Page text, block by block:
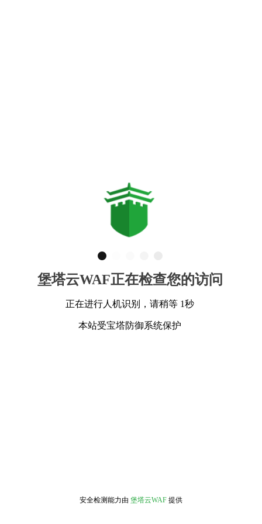
堡塔云WAF正在检查您的访问
正在进行人机识别，请稍等 1秒
本站受宝塔防御系统保护
安全检测能力由 堡塔云WAF 提供